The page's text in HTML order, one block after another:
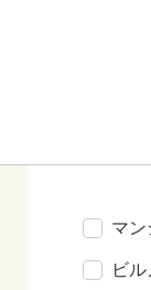
マン
ビ